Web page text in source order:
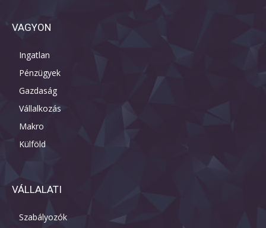
VAGYON
Ingatlan
Pénzügyek
Gazdaság
Vállalkozás
Makro
Külföld
VÁLLALATI
Szabályozók